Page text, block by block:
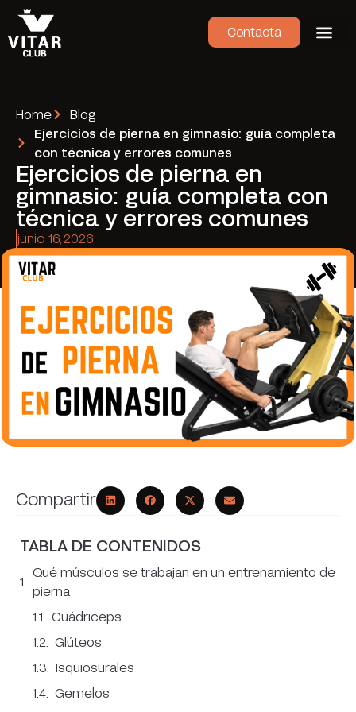
Contacta
Home
Blog
Ejercicios de pierna en gimnasio: guía completa
con técnica y errores comunes
Ejercicios de pierna en
gimnasio: guía completa con
técnica y errores comunes
junio 16, 2026
Compartir
TABLA DE CONTENIDOS
Qué músculos se trabajan en un entrenamiento de
pierna
Cuádriceps
Glúteos
Isquiosurales
Gemelos